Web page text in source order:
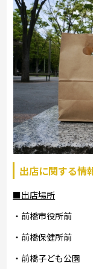
出店に関する情
■出店場所
・前橋市役所前
・前橋保健所前
・前橋子ども公園